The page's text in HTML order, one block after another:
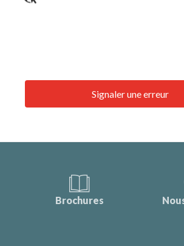
Signaler une erreur
Brochures